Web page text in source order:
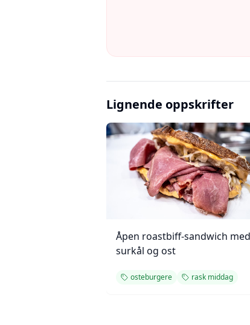
Lignende oppskrifter
Åpen roastbiff-sandwich med
surkål og ost
osteburgere rask middag